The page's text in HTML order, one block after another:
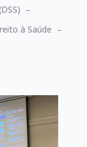
à Saúde